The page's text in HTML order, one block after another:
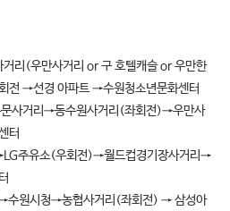
리(우만사거리 or 구 호텔캐슬 or 우만한
전 →선경 아파트 →수원청소년문화센터
사거리→동수원사거리(좌회전)→우만사
터
주유소(우회전)→월드컵경기장사거리→
원시청→농협사거리(좌회전) → 삼성아